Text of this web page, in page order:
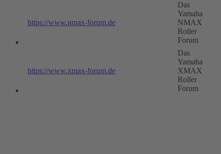
https://www.nmax-forum.de
Das
Yamaha
NMAX
Roller
Forum
https://www.xmax-forum.de
Das
Yamaha
XMAX
Roller
Forum